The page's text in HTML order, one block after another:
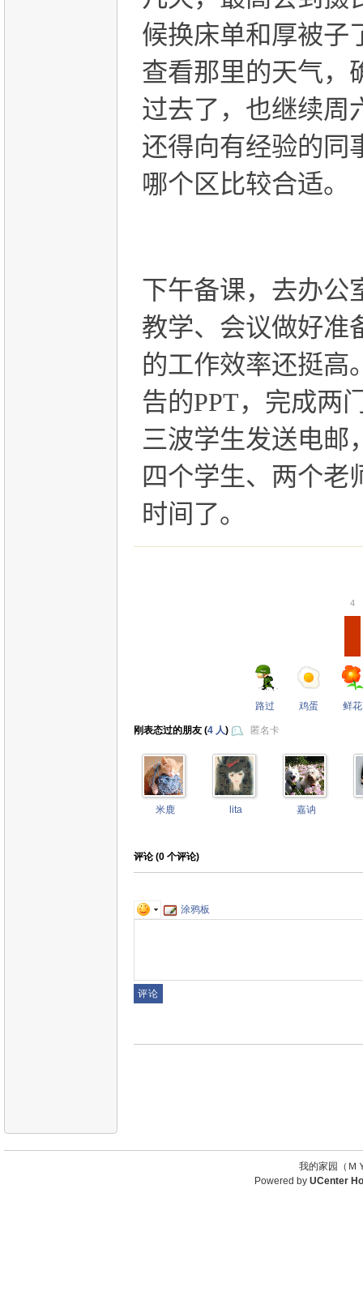
候换床单和厚被子
查看那里的天气，
过去了，也继续周
还得向有经验的同
哪个区比较合适。
下午备课，去办公
教学、会议做好准
的工作效率还挺高
告的PPT，完成两
三波学生发送电邮
四个学生、两个老
时间了。
路过 鸡蛋
4
鲜花
刚表态过的朋友 (4 人) 匿名卡
米鹿 lita 嘉讷
评论 (0 个评论)
涂鸦板
我的家园（
Powered by UCenter